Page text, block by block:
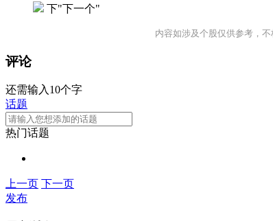
下"下一个"
内容如涉及个股仅供参考，
评论
还需输入10个字
话题
热门话题
上一页 下一页
发布